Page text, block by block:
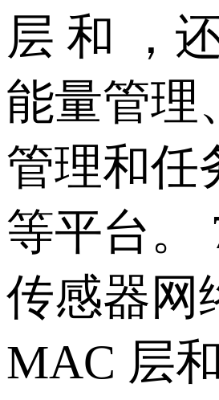
层 和 ，
能量管理
管理和任
等平台。
传感器网
MAC 层